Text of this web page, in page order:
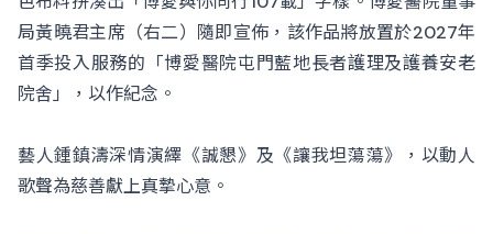
局黃曉君主席（右二）隨即宣佈，該作品將放置於2027年
首季投入服務的「博愛醫院屯門藍地長者護理及護養安老
院舍」，以作紀念。
藝人鍾鎮濤深情演繹《誠懇》及《讓我坦蕩蕩》，以動人
歌聲為慈善獻上真摯心意。